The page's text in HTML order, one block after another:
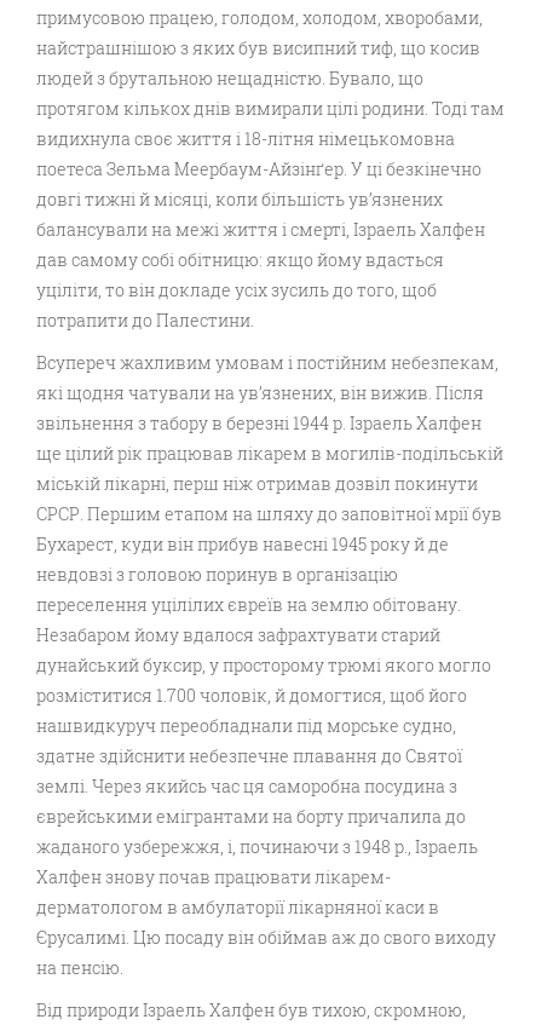
примусовою працею, голодом, холодом, хворобами,
найстрашнішою з яких був висипний тиф, що косив
людей з брутальною нещадністю. Бувало, що
протягом кількох днів вимирали цілі родини. Тоді там
видихнула своє життя і 18-літня німецькомовна
поетеса Зельма Меербаум-Айзінґер. У ці безкінечно
довгі тижні й місяці, коли більшість ув’язнених
балансували на межі життя і смерті, Ізраель Халфен
дав самому собі обітницю: якщо йому вдасться
уціліти, то він докладе усіх зусиль до того, щоб
потрапити до Палестини.
Всупереч жахливим умовам і постійним небезпекам,
які щодня чатували на ув’язнених, він вижив. Після
звільнення з табору в березні 1944 р. Ізраель Халфен
ще цілий рік працював лікарем в могилів-подільській
міській лікарні, перш ніж отримав дозвіл покинути
СРСР. Першим етапом на шляху до заповітної мрії був
Бухарест, куди він прибув навесні 1945 року й де
невдовзі з головою поринув в організацію
переселення уцілілих євреїв на землю обітовану.
Незабаром йому вдалося зафрахтувати старий
дунайський буксир, у просторому трюмі якого могло
розміститися 1.700 чоловік, й домогтися, щоб його
нашвидкуруч переобладнали під морське судно,
здатне здійснити небезпечне плавання до Святої
землі. Через якийсь час ця саморобна посудина з
єврейськими емігрантами на борту причалила до
жаданого узбережжя, і, починаючи з 1948 р., Ізраель
Халфен знову почав працювати лікарем-
дерматологом в амбулаторії лікарняної каси в
Єрусалимі. Цю посаду він обіймав аж до свого виходу
на пенсію.
Від природи Ізраель Халфен був тихою, скромною,